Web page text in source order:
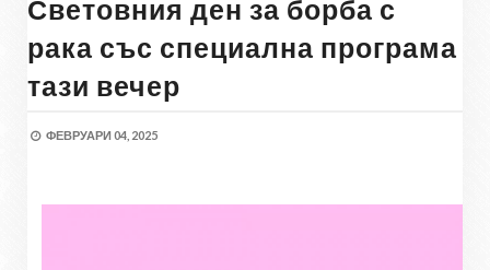
Световния ден за борба с
рака със специална програма
тази вечер
ФЕВРУАРИ 04, 2025